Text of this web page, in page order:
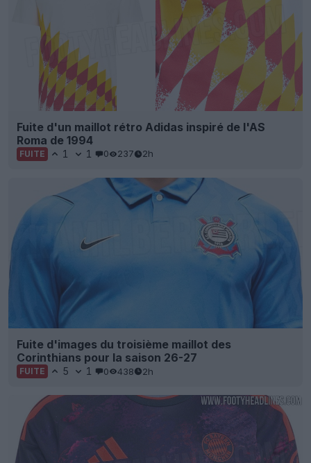
Fuite d'un maillot rétro Adidas inspiré de l'AS
Roma de 1994
FUITE 1 1 0 237 2h
Fuite d'images du troisième maillot des
Corinthians pour la saison 26-27
FUITE 5 1 0 438 2h